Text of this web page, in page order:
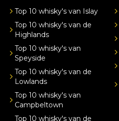
Top 10 whisky's van Islay
Top 10 whisky's van de
Highlands
Top 10 whisky's van
Speyside
Top 10 whisky's van de
Lowlands
Top 10 whisky's van
Campbeltown
Top 10 whisky's van de